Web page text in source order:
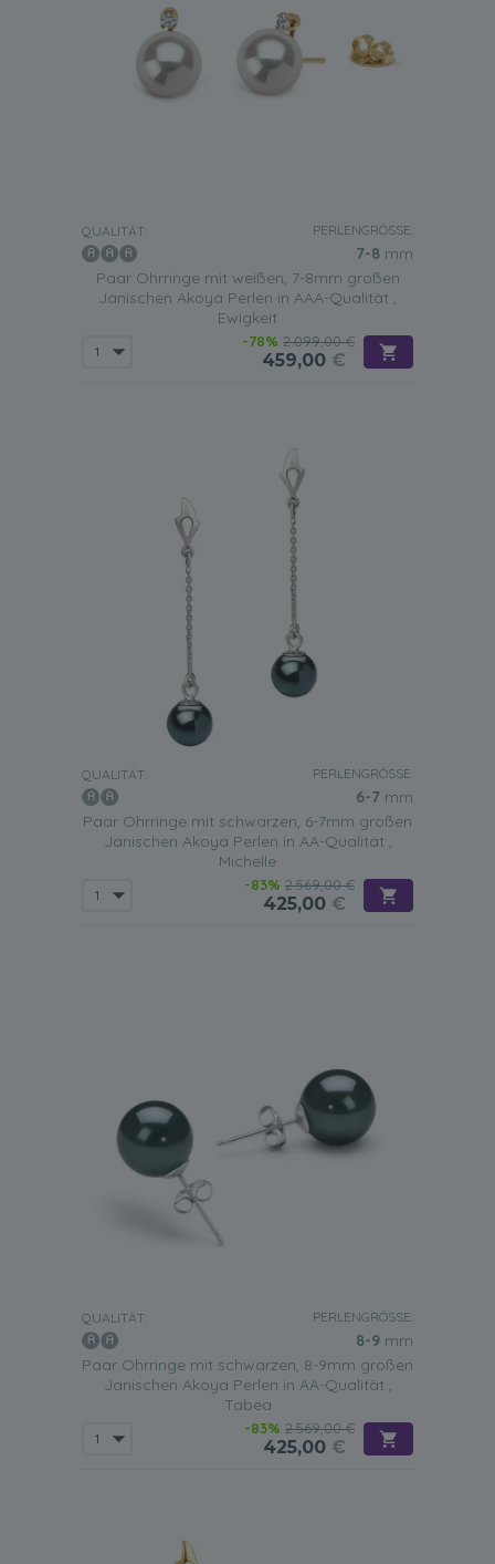
QUALITÄT: PERLENGRÖSSE:
7-8 mm
Paar Ohrringe mit weißen, 7-8mm großen
Janischen Akoya Perlen in AAA-Qualität ,
Ewigkeit
-78% 2.099,00 €
459,00 €
QUALITÄT: PERLENGRÖSSE:
6-7 mm
Paar Ohrringe mit schwarzen, 6-7mm großen
Janischen Akoya Perlen in AA-Qualität ,
Michelle
-83% 2.569,00 €
425,00 €
QUALITÄT: PERLENGRÖSSE:
8-9 mm
Paar Ohrringe mit schwarzen, 8-9mm großen
Janischen Akoya Perlen in AA-Qualität ,
Tabea
-83% 2.569,00 €
425,00 €